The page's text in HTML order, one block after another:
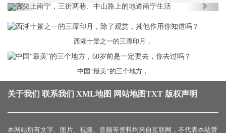
Previous Next
西湖十景之一的三潭印月，
中国“最美”的三个地方，
关于我们 联系我们 XML地图 网站地图TXT 版权声明
本网站所有文字、图片、视频、音频等资料均来自互联网，不代表本站赞